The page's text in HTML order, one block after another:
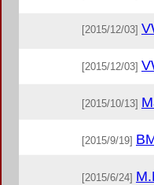
[2015/12/03]
[2015/12/03]
[2015/10/13]
[2015/9/19]
[2015/6/24]